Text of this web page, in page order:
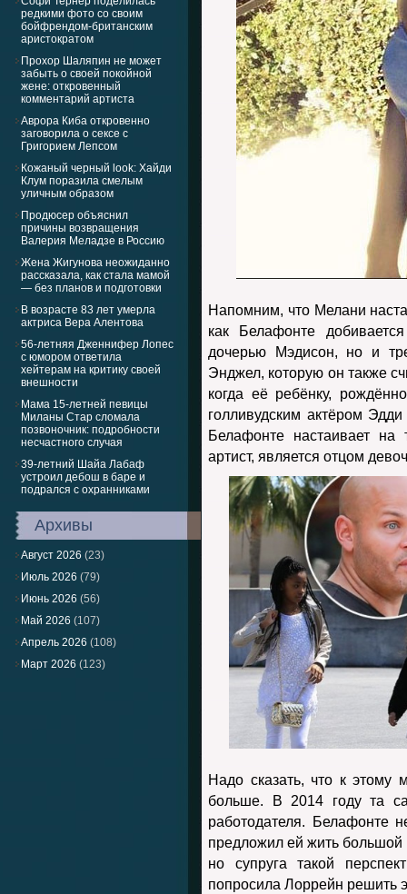
редкими фото со своим
бойфрендом-британским
аристократом
Прохор Шаляпин не может
забыть о своей покойной
жене: откровенный
комментарий артиста
Аврора Киба откровенно
заговорила о сексе с
Григорием Лепсом
Кожаный черный look: Хайди
Клум поразила смелым
уличным образом
Продюсер объяснил
причины возвращения
Валерия Меладзе в Россию
Жена Жигунова неожиданно
рассказала, как стала мамой
— без планов и подготовки
В возрасте 83 лет умерла
актриса Вера Алентова
56-летняя Дженнифер Лопес
с юмором ответила
хейтерам на критику своей
внешности
Мама 15-летней певицы
Миланы Стар сломала
позвоночник: подробности
несчастного случая
39-летний Шайа Лабаф
устроил дебош в баре и
подрался с охранниками
Архивы
Август 2026 (23)
Июль 2026 (79)
Июнь 2026 (56)
Май 2026 (107)
Апрель 2026 (108)
Март 2026 (123)
Напомним, что Мелани
как Белафонте
дочерью Мэдисон, но и
Энджел, которую он также
когда её ребёнку,
голливудским актёром
Белафонте настаивает
артист, является отцом
Надо сказать, что к
больше. В 2014 году та
работодателя. Белафонте
предложил ей жить
но супруга такой
попросила Лоррейн решить